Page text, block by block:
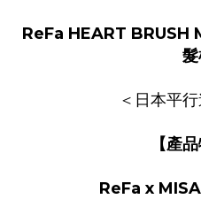
ReFa HEART BRUSH
＜日本平
【產
ReFa x